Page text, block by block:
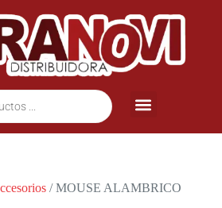
/ MOUSE ALAMBRICO